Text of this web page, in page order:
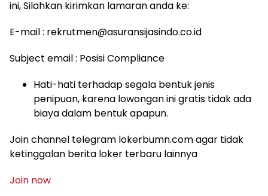
ini, Silahkan kirimkan lamaran anda ke:
E-mail : rekrutmen@asuransijasindo.co.id
Subject email : Posisi Compliance
Hati-hati terhadap segala bentuk jenis
penipuan, karena lowongan ini gratis tidak ada
biaya dalam bentuk apapun.
Join channel telegram lokerbumn.com agar tidak
ketinggalan berita loker terbaru lainnya
Join now